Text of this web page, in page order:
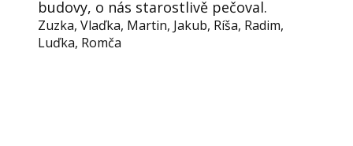
budovy, o nás starostlivě pečoval.
Zuzka, Vlaďka, Martin, Jakub, Ríša, Radim,
Luďka, Romča